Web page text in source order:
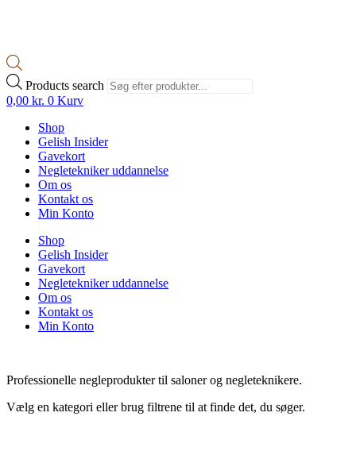
Products search
0,00 kr. 0 Kurv
Shop
Gelish Insider
Gavekort
Negletekniker uddannelse
Om os
Kontakt os
Min Konto
Shop
Gelish Insider
Gavekort
Negletekniker uddannelse
Om os
Kontakt os
Min Konto
Professionelle negleprodukter til saloner og negleteknikere.
Vælg en kategori eller brug filtrene til at finde det, du søger.